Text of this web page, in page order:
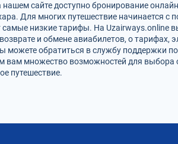
сайте доступно бронирование
Для многих путешествие начинается
самые низкие тарифы. На
и обмене авиабилетов, о тарифах,
можете обратиться в службу поддержки
вам множество возможностей для
путешествие.